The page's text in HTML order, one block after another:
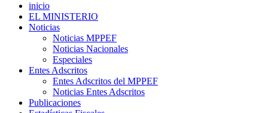
inicio
EL MINISTERIO
Noticias
Noticias MPPEF
Noticias Nacionales
Especiales
Entes Adscritos
Entes Adscritos del MPPEF
Noticias Entes Adscritos
Publicaciones